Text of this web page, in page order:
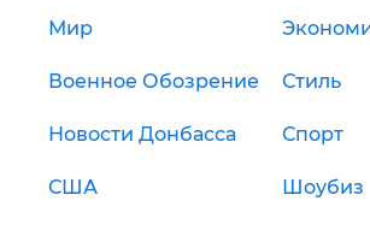
Мир
Военное Обозрение Стиль
Новости Донбасса Спорт
США Шоубиз